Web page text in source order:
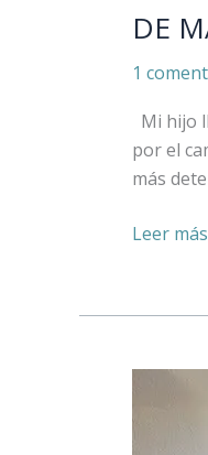
DE
1
Mi hijo
por el
más
Leer